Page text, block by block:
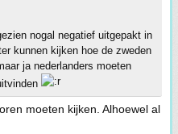
nogal negatief uitgepakt in
kunnen kijken hoe de zweden
ja nederlanders moeten
moeten kijken. Alhoewel al